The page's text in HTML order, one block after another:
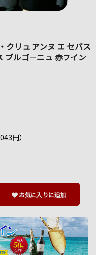
クリュ アンヌ エ セバス
ルゴーニュ 赤ワイン
円）
お気に入りに追加